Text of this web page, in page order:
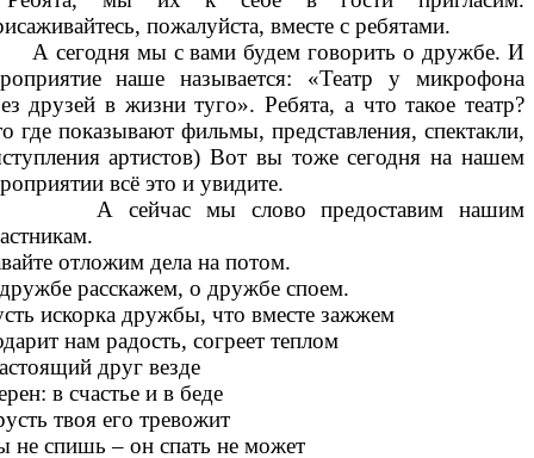
пожалуйста, вместе с ребятами.
мы с вами будем говорить о дружбе. И
наше называется: «Театр у микрофона
друзей в жизни туго». Ребята, а что такое театр?
где показывают фильмы, представления, спектакли,
артистов) Вот вы тоже сегодня на нашем
всё это и увидите.
мы слово предоставим нашим
отложим дела на потом.
расскажем, о дружбе споем.
искорка дружбы, что вместе зажжем
нам радость, согреет теплом
друг везде
в счастье и в беде
твоя его тревожит
не спишь – он спать не может